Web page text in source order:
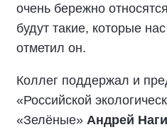
очень бережно
будут такие, которые
отметил он.
Коллег поддержал и
«Российской
«Зелёные» Андрей